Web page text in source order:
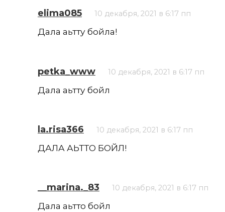
elima085 10 декабря, 2021 в 6:17 пп
Дала аьтту бойла!
petka_www 10 декабря, 2021 в 6:17 пп
Дала аьтту бойл
la.risa366 10 декабря, 2021 в 6:17 пп
ДАЛА АЬТТО БОЙЛ!
__marina._83 10 декабря, 2021 в 6:17 пп
Дала аьтто бойл